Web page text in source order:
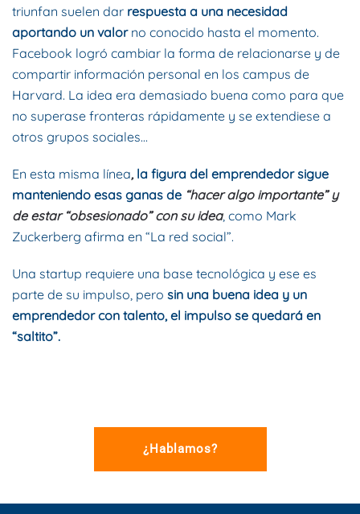
triunfan suelen dar respuesta a una necesidad
aportando un valorno conocido hasta el momento.
Facebook logró cambiar la forma de relacionarse y de
compartir información personal en los campus de
Harvard. La idea era demasiado buena como para que
no superase fronteras rápidamente y se extendiese a
otros grupos sociales…
En esta misma línea, la figura del emprendedor sigue
manteniendo esas ganas de “hacer algo importante” y
de estar “obsesionado” con su idea, como Mark
Zuckerberg afirma en “La red social”.
Una startup requiere una base tecnológica y ese es
parte de su impulso, pero sin una buena idea y un
emprendedor con talento, el impulso se quedará en
“saltito”.
¿Hablamos?